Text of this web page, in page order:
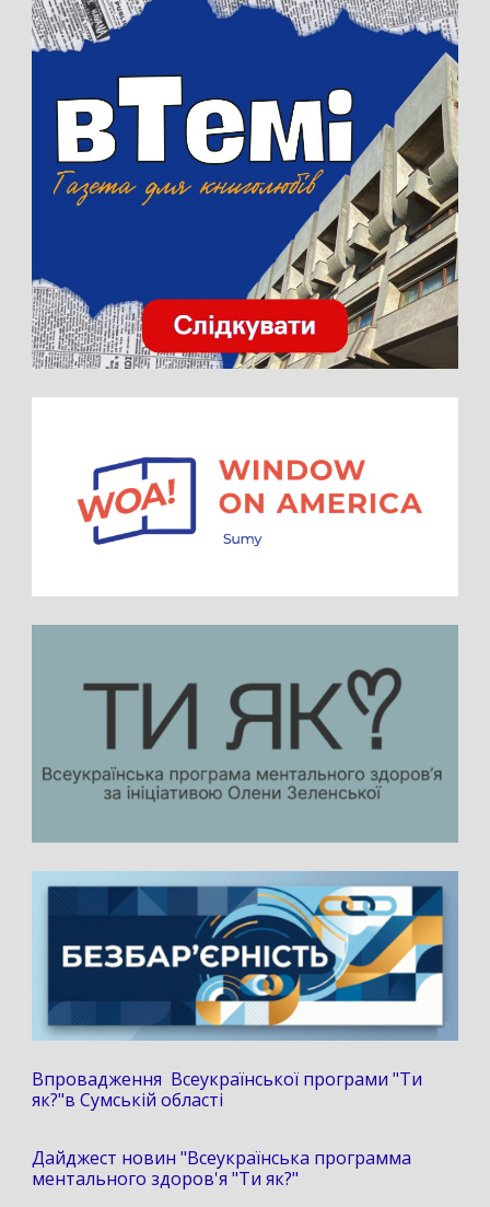
Впровадження Всеукраїнської програми "Ти
як?"в Сумській області
Дайджест новин "Всеукраїнська программа
ментального здоров'я "Ти як?"